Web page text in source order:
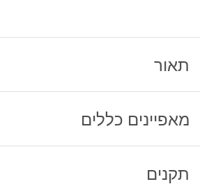
תאור
מאפיינים כללים
תקנים